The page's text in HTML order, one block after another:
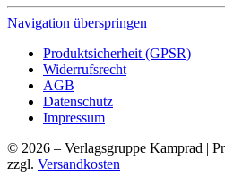
Navigation überspringen
Produktsicherheit (GPSR)
Widerrufsrecht
AGB
Datenschutz
Impressum
© 2026 – Verlagsgruppe Kamprad |
zzgl. Versandkosten